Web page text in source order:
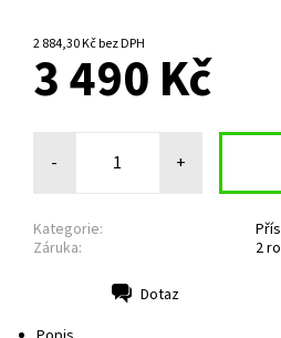
2 884,30 Kč bez DPH
3 490 Kč
- +
Kategorie:
Záruka:
2
Dotaz